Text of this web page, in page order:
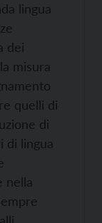
lingua
dei
misura
quelli di
di
di lingua
nella